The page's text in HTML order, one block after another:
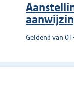
Geldend van